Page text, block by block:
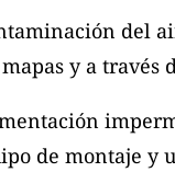
del
y a través
de montaje y